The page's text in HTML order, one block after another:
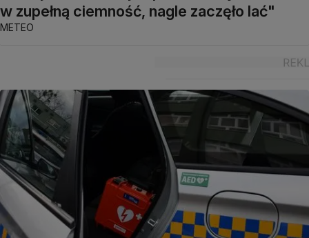
w zupełną ciemność, nagle zaczęło lać"
METEO